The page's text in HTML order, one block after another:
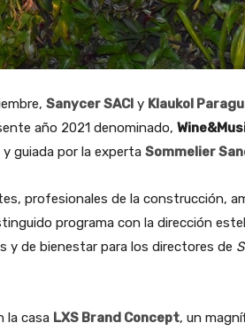
Sanycer SACI y Klaukol
año 2021 denominado,
guiada por la experta Sommelier
profesionales de la construcción,
programa con la dirección
y de bienestar para los directores de
la casa LXS Brand Concept, un